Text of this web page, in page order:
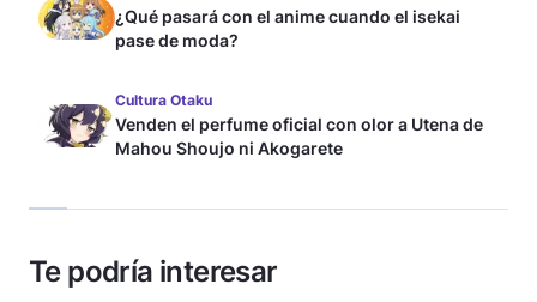
¿Qué pasará con el anime cuando el isekai
pase de moda?
Cultura Otaku
Venden el perfume oficial con olor a Utena de
Mahou Shoujo ni Akogarete
Te podría interesar